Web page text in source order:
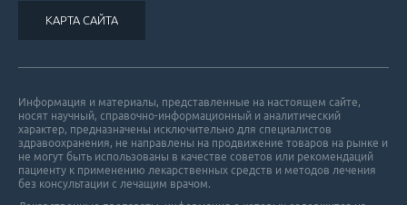
Проблемы гиполипидемической терапии.
КАРТА САЙТА
Информация и материалы, представленные на настоящем сайте,
носят научный, справочно-информационный и аналитический
характер, предназначены исключительно для специалистов
здравоохранения, не направлены на продвижение товаров на рынке и
не могут быть использованы в качестве советов или рекомендаций
пациенту к применению лекарственных средств и методов лечения
без консультации с лечащим врачом.